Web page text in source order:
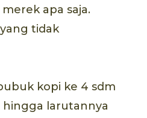
apa saja.
tidak
kopi ke 4 sdm
hingga larutannya